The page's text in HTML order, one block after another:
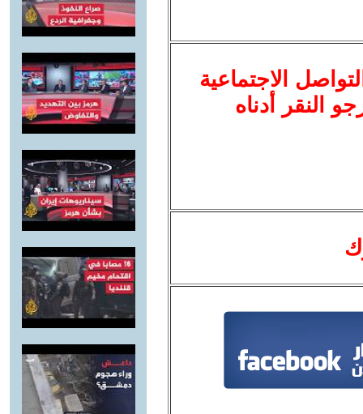
الاجتماعية
النقر أدناه